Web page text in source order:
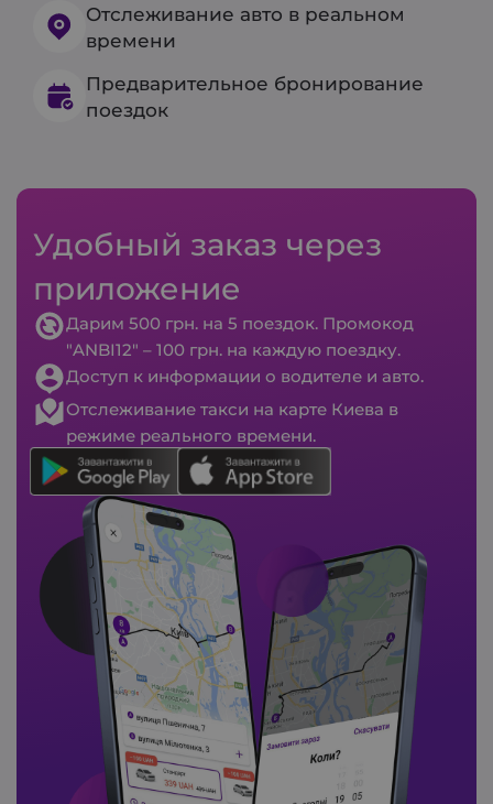
Отслеживание авто в реальном
времени
Предварительное бронирование
поездок
Удобный заказ через
приложение
Дарим 500 грн. на 5 поездок. Промокод
"ANBI12" – 100 грн. на каждую поездку.
Доступ к информации о водителе и авто.
Отслеживание такси на карте Киева в
режиме реального времени.